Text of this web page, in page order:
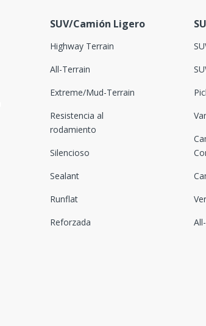
SUV/Camión Ligero
Highway Terrain
All-Terrain
Extreme/Mud-Terrain
Resistencia al
rodamiento
Silencioso
Sealant
Runflat
Reforzada